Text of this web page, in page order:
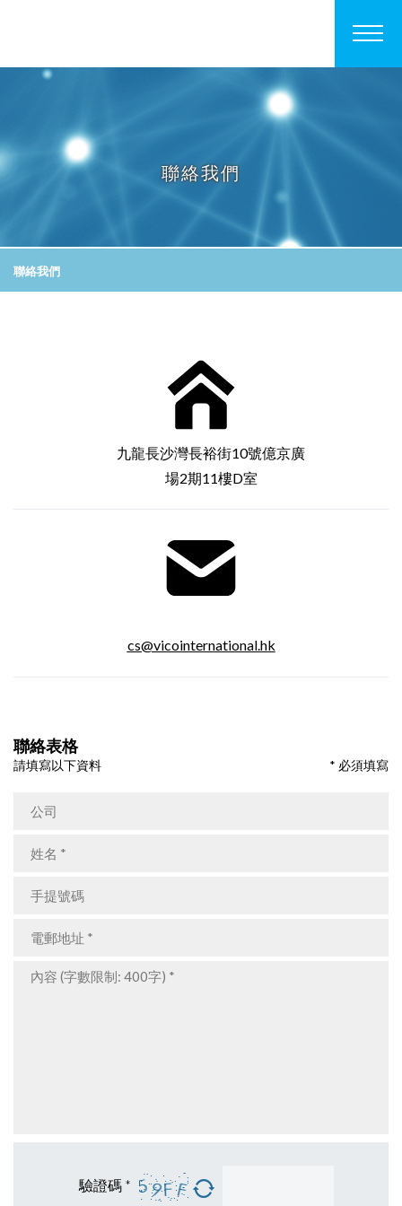
聯絡我們
聯絡我們
九龍長沙灣長裕街10號億京廣
場2期11樓D室
cs@vicointernational.hk
聯絡表格
請填寫以下資料 * 必須填寫
驗證碼 *